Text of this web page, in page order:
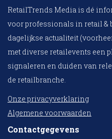
RetailTrends Media is dé
voor professionals in retail &
dagelijkse actualiteit
met diverse retailevents een
signaleren en duiden van
de retailbranche.
Onze privacyverklaring
Algemene voorwaarden
Contactgegevens